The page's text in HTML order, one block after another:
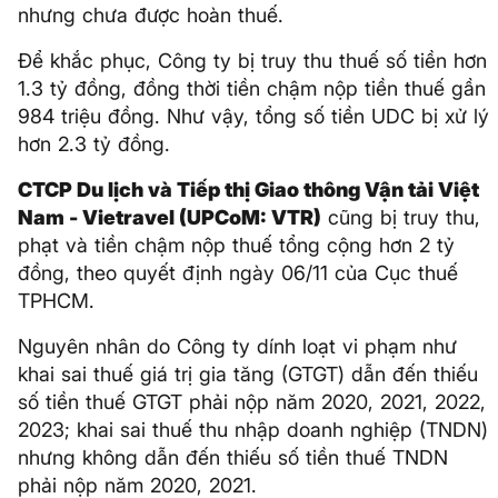
nhưng chưa được hoàn thuế.
Để khắc phục, Công ty bị truy thu thuế số tiền hơn
1.3 tỷ đồng, đồng thời tiền chậm nộp tiền thuế gần
984 triệu đồng. Như vậy, tổng số tiền UDC bị xử lý
hơn 2.3 tỷ đồng.
CTCP Du lịch và Tiếp thị Giao thông Vận tải Việt
Nam - Vietravel (UPCoM: VTR) cũng bị truy thu,
phạt và tiền chậm nộp thuế tổng cộng hơn 2 tỷ
đồng, theo quyết định ngày 06/11 của Cục thuế
TPHCM.
Nguyên nhân do Công ty dính loạt vi phạm như
khai sai thuế giá trị gia tăng (GTGT) dẫn đến thiếu
số tiền thuế GTGT phải nộp năm 2020, 2021, 2022,
2023; khai sai thuế thu nhập doanh nghiệp (TNDN)
nhưng không dẫn đến thiếu số tiền thuế TNDN
phải nộp năm 2020, 2021.